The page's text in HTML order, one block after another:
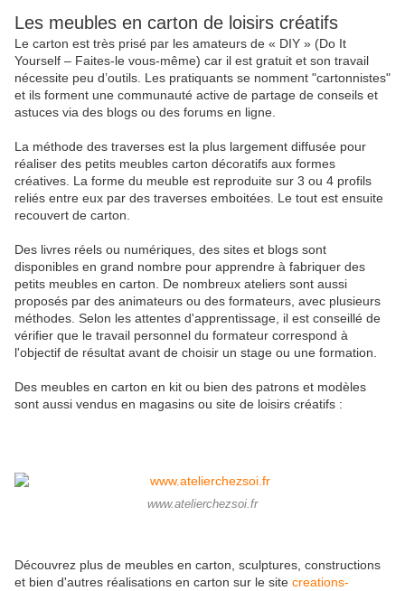
Les meubles en carton de loisirs créatifs
Le carton est très prisé par les amateurs de « DIY » (Do It
Yourself – Faites-le vous-même) car il est gratuit et son travail
nécessite peu d’outils. Les pratiquants se nomment "cartonnistes"
et ils forment une communauté active de partage de conseils et
astuces via des blogs ou des forums en ligne.
La méthode des traverses est la plus largement diffusée pour
réaliser des petits meubles carton décoratifs aux formes
créatives. La forme du meuble est reproduite sur 3 ou 4 profils
reliés entre eux par des traverses emboitées. Le tout est ensuite
recouvert de carton.
Des livres réels ou numériques, des sites et blogs sont
disponibles en grand nombre pour apprendre à fabriquer des
petits meubles en carton. De nombreux ateliers sont aussi
proposés par des animateurs ou des formateurs, avec plusieurs
méthodes. Selon les attentes d'apprentissage, il est conseillé de
vérifier que le travail personnel du formateur correspond à
l'objectif de résultat avant de choisir un stage ou une formation.
Des meubles en carton en kit ou bien des patrons et modèles
sont aussi vendus en magasins ou site de loisirs créatifs :
www.atelierchezsoi.fr
Découvrez plus de meubles en carton, sculptures, constructions
et bien d'autres réalisations en carton sur le site creations-